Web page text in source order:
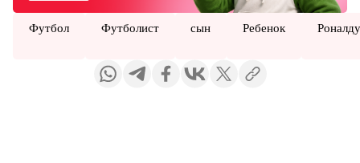
Футбол Футболист сын Ребенок